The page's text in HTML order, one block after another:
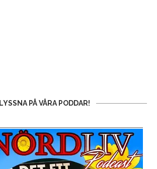
LYSSNA PÅ VÅRA PODDAR!